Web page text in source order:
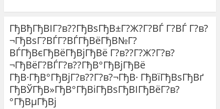
ГђВђГђВІГ?в??ГђВѕГђВ±Г?Ж?Г?ВЃ Г?ВЃ Г?в?
¬ГђВѕГ?ВЃГ?ВЃГђВёГђВ№Г?
ВЃГђВєГђВёГђВјГђВё Г?в??Г?Ж?Г?в?
¬ГђВёГ?ВЃГ?в??ГђВ°ГђВјГђВё
ГђВ·ГђВ°ГђВјГ?в??Г?в?¬ГђВ· ГђВїГђВѕГђВґ
ГђВЎГђВ»ГђВ°ГђВіГђВѕГђВІГђВёГ?в?
°ГђВµГђВј